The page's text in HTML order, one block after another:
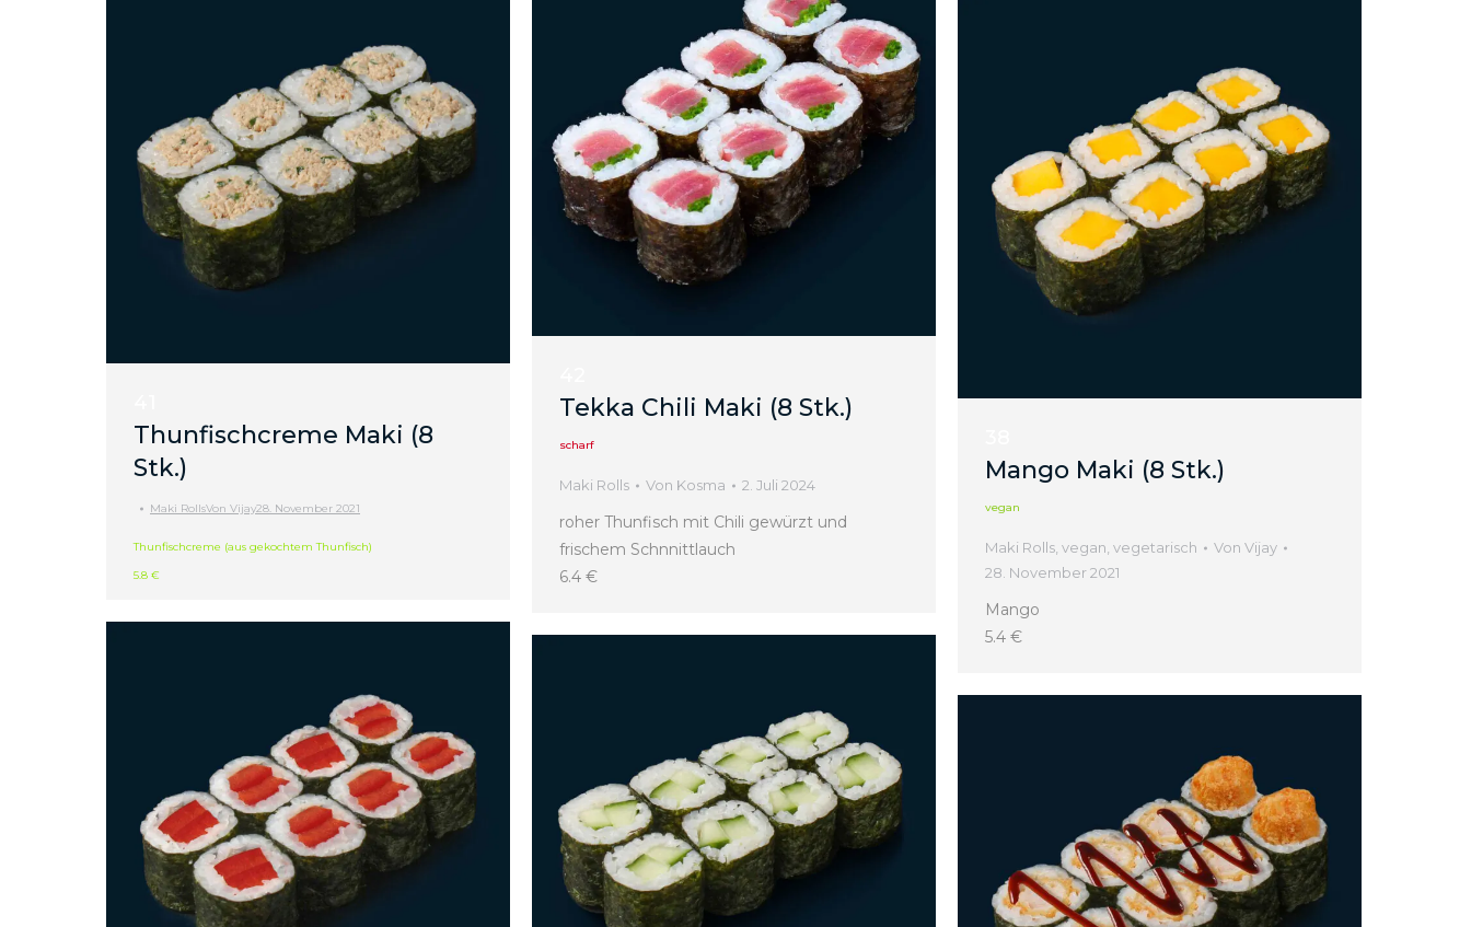
Tekka Chili Maki (8 Stk.)
scharf
Maki Rolls Von Kosma 2. Juli 2024
roher Thunfisch mit Chili gewürzt und
frischem Schnnittlauch
6.4 €
Thunfischcreme Maki (8
Stk.)
Maki RollsVon Vijay28. November 2021
Thunfischcreme (aus gekochtem Thunfisch)
5.8 €
Mango Maki (8 Stk.)
vegan
Maki Rolls vegan vegetarisch Von Vijay
28. November 2021
Mango
5.4 €